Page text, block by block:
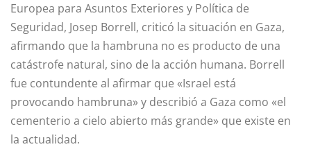
Europea para Asuntos Exteriores y Política de
Seguridad, Josep Borrell, criticó la situación en Gaza,
afirmando que la hambruna no es producto de una
catástrofe natural, sino de la acción humana. Borrell
fue contundente al afirmar que «Israel está
provocando hambruna» y describió a Gaza como «el
cementerio a cielo abierto más grande» que existe en
la actualidad.